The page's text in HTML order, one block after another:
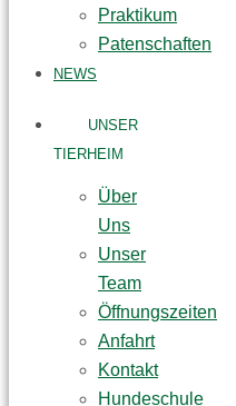
Praktikum
Patenschaften
NEWS
UNSER
TIERHEIM
Über
Uns
Unser
Team
Öffnungszeiten
Anfahrt
Kontakt
Hundeschule